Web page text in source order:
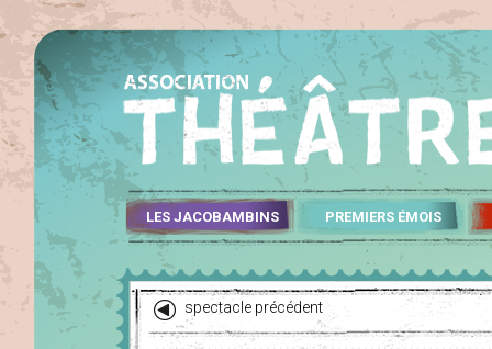
LES JACOBAMBINS PREMIERS ÉMOIS
spectacle précédent